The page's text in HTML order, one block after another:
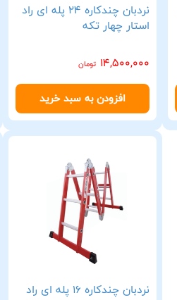
نردبان چندکاره 24 پله ای راد
استار چهار تکه
14,500,000 تومان
افزودن به سبد خرید
نردبان چندکاره 16 پله ای راد